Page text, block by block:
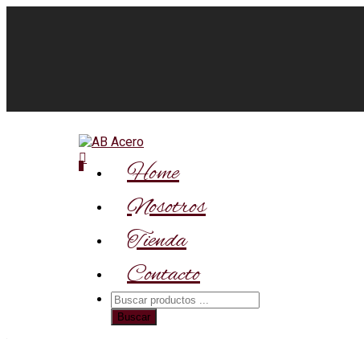
Home
Nosotros
Tienda
Contacto
Búsqueda
de
productos
Buscar